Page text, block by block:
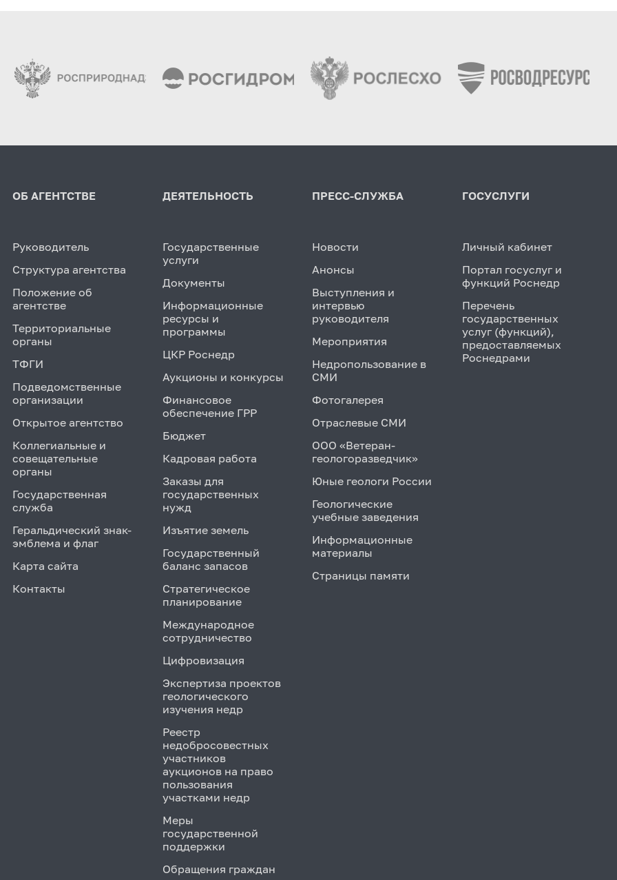
ОБ АГЕНТСТВЕ
Руководитель
Структура агентства
Положение об
агентстве
Территориальные
органы
ТФГИ
Подведомственные
организации
Открытое агентство
Коллегиальные и
совещательные
органы
Государственная
служба
Геральдический знак-
эмблема и флаг
Карта сайта
Контакты
ДЕЯТЕЛЬНОСТЬ
Государственные
услуги
Документы
Информационные
ресурсы и
программы
ЦКР Роснедр
Аукционы и конкурсы
Финансовое
обеспечение ГРР
Бюджет
Кадровая работа
Заказы для
государственных
нужд
Изъятие земель
Государственный
баланс запасов
Стратегическое
планирование
Международное
сотрудничество
Цифровизация
Экспертиза проектов
геологического
изучения недр
Реестр
недобросовестных
участников
аукционов на право
пользования
участками недр
Меры
государственной
поддержки
Обращения граждан
ПРЕСС-СЛУЖБА
Новости
Анонсы
Выступления и
интервью
руководителя
Мероприятия
Недропользование в
СМИ
Фотогалерея
Отраслевые СМИ
ООО «Ветеран-
геологоразведчик»
Юные геологи России
Геологические
учебные заведения
Информационные
материалы
Страницы памяти
ГОСУСЛУГИ
Личный кабинет
Портал госуслуг и
функций Роснедр
Перечень
государственных
услуг (функций),
предоставляемых
Роснедрами